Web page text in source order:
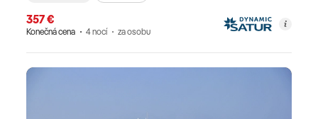
357 €
Konečná cena 4 nocí za osobu